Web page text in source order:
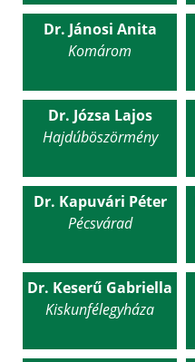
Dr. Jánosi Anita
Komárom
Dr. Józsa Lajos
Hajdúböszörmény
Dr. Kapuvári Péter
Pécsvárad
Dr. Keserű Gabriella
Kiskunfélegyháza